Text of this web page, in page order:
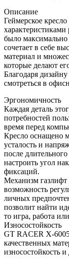
Описание
Геймерское
характеристиками
было
сочетает в себе
материал и
которые делают
Благодаря
смотреться в
Эргономичность
Каждая деталь
потребностей
время перед
Кресло оснащено
усталость и
после
настроить угол
фиксаций.
Механизм газлифт
возможность
личных
позволит найти
то игра, работа
Износостойкость
GT RACER X-
качественных
износостойкость